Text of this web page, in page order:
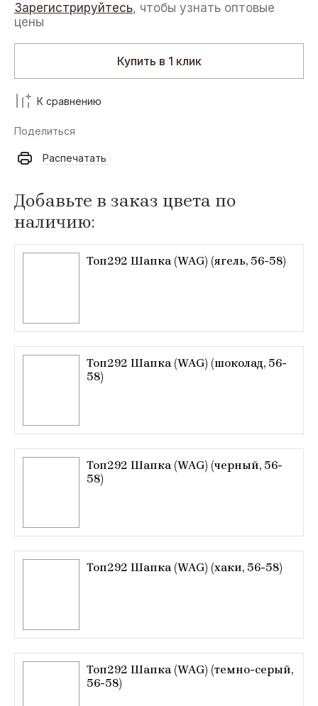
Зарегистрируйтесь, чтобы узнать оптовые
цены
Купить в 1 клик
К сравнению
Поделиться
Распечатать
Добавьте в заказ цвета по
наличию:
Топ292 Шапка (WAG) (ягель, 56-58)
Топ292 Шапка (WAG) (шоколад, 56-
58)
Топ292 Шапка (WAG) (черный, 56-
58)
Топ292 Шапка (WAG) (хаки, 56-58)
Топ292 Шапка (WAG) (темно-серый,
56-58)